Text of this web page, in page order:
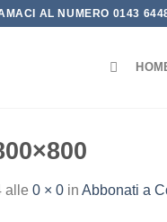
AL NUMERO 0143
alle 0 × 0 in Abbonati a